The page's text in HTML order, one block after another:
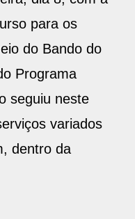
para os
do Bando do
Programa
seguiu neste
variados
dentro da